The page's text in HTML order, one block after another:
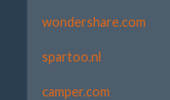
wondershare.com
spartoo.nl
camper.com